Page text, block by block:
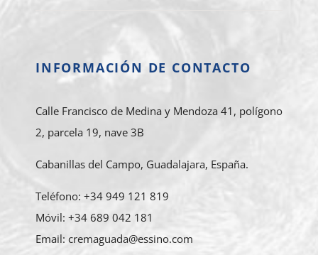
INFORMACIÓN DE CONTACTO
Calle Francisco de Medina y Mendoza 41, polígono
2, parcela 19, nave 3B
Cabanillas del Campo, Guadalajara, España.
Teléfono: +34 949 121 819
Móvil: +34 689 042 181
Email: cremaguada@essino.com